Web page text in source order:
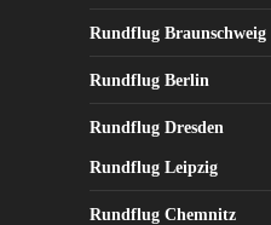
Rundflug Braunschweig
Rundflug Berlin
Rundflug Dresden
Rundflug Leipzig
Rundflug Chemnitz